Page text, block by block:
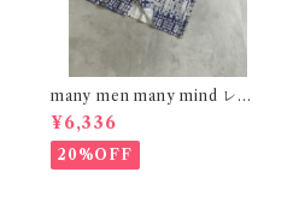
many men many mind レー
ヨン 総柄シャツ バティック ネ
イティブ ネイビー M261506
0
¥6,336
20%OFF